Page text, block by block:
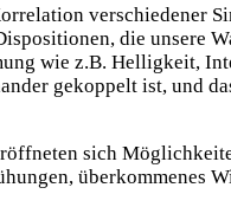
verschiedener
die unsere
wie z.B. Helligkeit,
gekoppelt ist, und
sich
überkommenes